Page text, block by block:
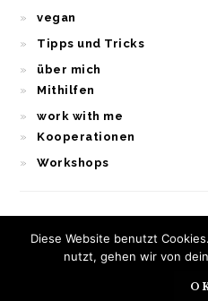
vegan
Tipps und Tricks
über mich
Mithilfen
work with me
Kooperationen
Workshops
FOODIE
Diese Website benutzt
nutzt, gehen wir von